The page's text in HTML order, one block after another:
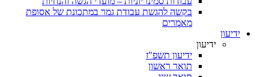
בקשה להגשת עבודת גמר במתכונת של אסופת
מאמרים
ידיעון
ידיעון
ידיעון תשפ"ז
תואר ראשון